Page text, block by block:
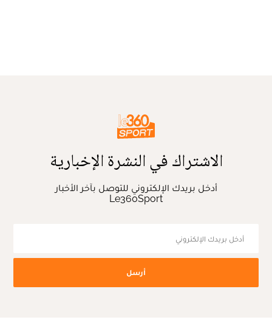
الاشتراك في النشرة الإخبارية
أدخل بريدك الإلكتروني للتوصل بآخر الأخبار
Le360Sport
أرسل